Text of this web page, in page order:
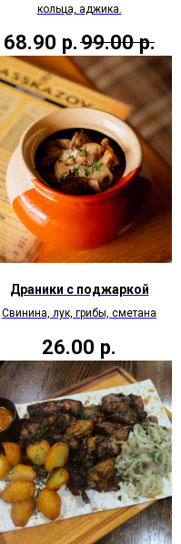
кольца, аджика.
68.90 р.99.00 р.
Драники с поджаркой
Свинина, лук, грибы, сметана
26.00 р.